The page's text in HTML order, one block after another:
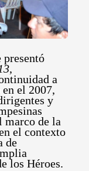
presentó
,
a
el 2007,
y
marco de la
el contexto
de
los Héroes.